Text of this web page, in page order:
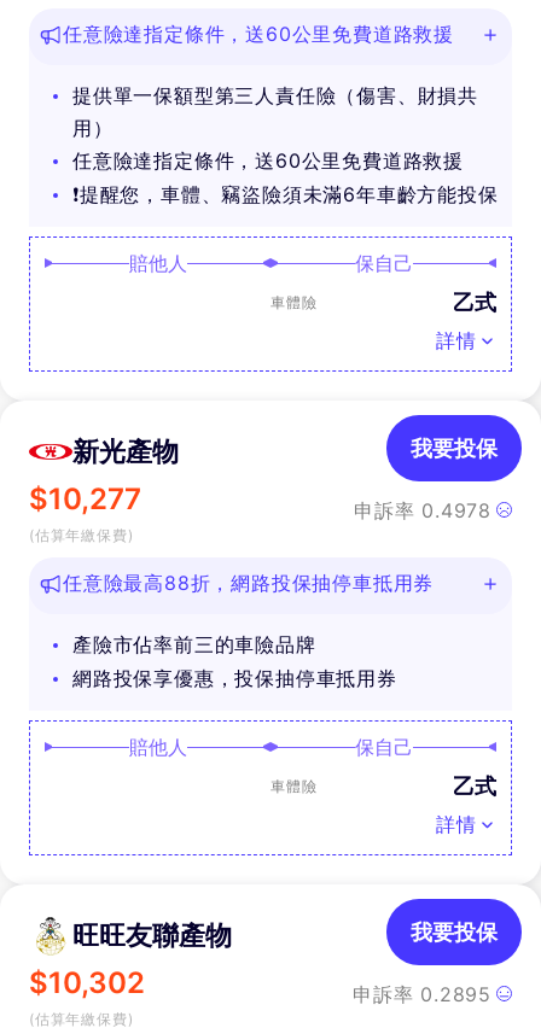
任意險達指定條件，送60公里免費道路救援
提供單一保額型第三人責任險（傷害、財損共
用）
任意險達指定條件，送60公里免費道路救援
❗提醒您，車體、竊盜險須未滿6年車齡方能投保
賠他人 保自己
車體險 乙式
詳情
新光產物
$10,277
(估算年繳保費)
申訴率 0.4978
我要投保
任意險最高88折，網路投保抽停車抵用券
產險市佔率前三的車險品牌
網路投保享優惠，投保抽停車抵用券
賠他人 保自己
車體險 乙式
詳情
旺旺友聯產物
$10,302
(估算年繳保費)
申訴率 0.2895
我要投保